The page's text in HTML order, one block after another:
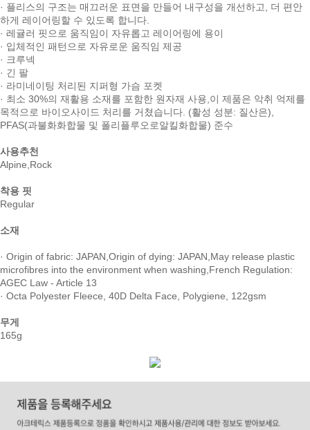
· 플리스의 구조는 매끄러운 표면을 만들어 내구성을 개선하고, 더 편안
하게 레이어링할 수 있도록 합니다.
· 레귤러 핏으로 움직임이 자유롭고 레이어링에 용이
· 입체적인 패턴으로 자유로운 움직임 제공
· 크루넥
· 긴 팔
· 라미네이팅 처리된 지퍼형 가슴 포켓
· 최소 30%의 재활용 소재를 포함한 원자재 사용,이 제품은 악취 억제를
목적으로 바이오사이드 처리를 거쳤습니다. (활성 성분: 질산은),
PFAS(과불화화합물 및 폴리플루오로알킬화합물) 준수
사용추천
Alpine,Rock
착용 핏
Regular
소재
· Origin of fabric: JAPAN,Origin of dying: JAPAN,May release plastic
microfibres into the environment when washing,French Regulation:
AGEC Law - Article 13
· Octa Polyester Fleece, 40D Delta Face, Polygiene, 122gsm
무게
165g